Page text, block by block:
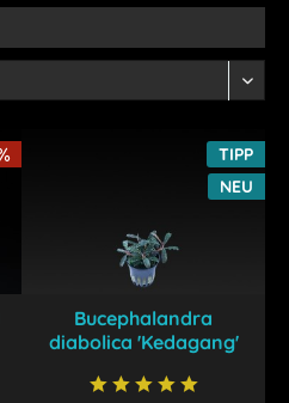
TIPP
NEU
Bucephalandra
diabolica 'Kedagang'